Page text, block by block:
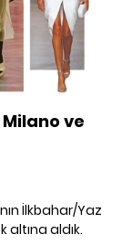
ve
İlkbahar/Yaz
aldık.